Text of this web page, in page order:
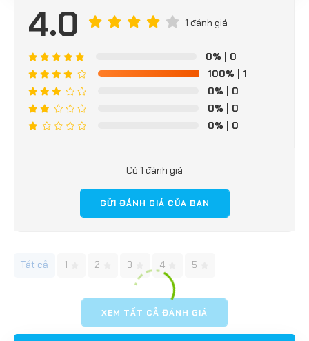
4.0 1 đánh giá
0% | 0
100% | 1
0% | 0
0% | 0
0% | 0
Có 1 đánh giá
GỬI ĐÁNH GIÁ CỦA BẠN
Tất cả 1 2 3 4 5
XEM TẤT CẢ ĐÁNH GIÁ